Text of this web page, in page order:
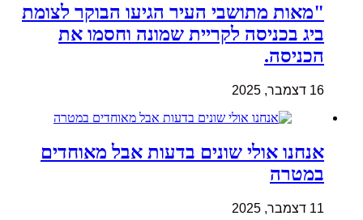
"מאות מתושבי העיר הגיעו הבוקר לצומת
ביג בכניסה לקריית שמונה וחסמו את
הכניסה.
16 דצמבר, 2025
אנחנו אולי שונים בדעות אבל מאוחדים
במטרה
11 דצמבר, 2025